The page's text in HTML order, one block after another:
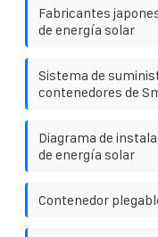
Fabricantes
de energía solar
Sistema de
contenedores de
Diagrama de
de energía solar
Contenedor